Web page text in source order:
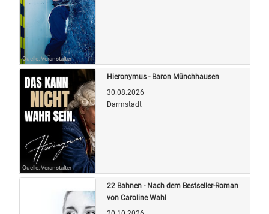
Quelle: Veranstalter
Quelle: Veranstalter
Hieronymus - Baron Münchhausen
30.08.2026
Darmstadt
22 Bahnen - Nach dem Bestseller-Roman
von Caroline Wahl